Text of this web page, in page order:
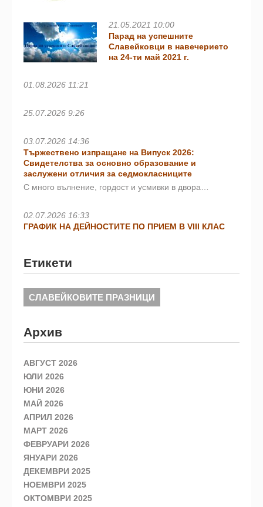
21.05.2021 10:00
Парад на успешните
Славейковци в навечерието
на 24-ти май 2021 г.
01.08.2026 11:21
25.07.2026 9:26
03.07.2026 14:36
Тържествено изпращане на Випуск 2026:
Свидетелства за основно образование и
заслужени отличия за седмокласниците
С много вълнение, гордост и усмивки в двора…
02.07.2026 16:33
ГРАФИК НА ДЕЙНОСТИТЕ ПО ПРИЕМ В VIII КЛАС
Етикети
СЛАВЕЙКОВИТЕ ПРАЗНИЦИ
Архив
АВГУСТ 2026
ЮЛИ 2026
ЮНИ 2026
МАЙ 2026
АПРИЛ 2026
МАРТ 2026
ФЕВРУАРИ 2026
ЯНУАРИ 2026
ДЕКЕМВРИ 2025
НОЕМВРИ 2025
ОКТОМВРИ 2025